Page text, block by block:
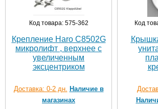
Код товара: 575-362
Крепление Haro C8502G
микролифт , верхнее с
увеличенным
эксцентриком
Доставка: 0-2 дн. Наличие в
магазинах
Код